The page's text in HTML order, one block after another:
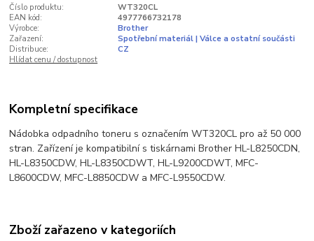
Číslo produktu:
WT320CL
EAN kód:
4977766732178
Výrobce:
Brother
Zařazení:
Spotřební materiál | Válce a ostatní součásti
Distribuce:
CZ
Hlídat cenu / dostupnost
Kompletní specifikace
Nádobka odpadního toneru s označením WT320CL pro až 50 000
stran. Zařízení je kompatibilní s tiskárnami Brother HL-L8250CDN,
HL-L8350CDW, HL-L8350CDWT, HL-L9200CDWT, MFC-
L8600CDW, MFC-L8850CDW a MFC-L9550CDW.
Zboží zařazeno v kategoriích